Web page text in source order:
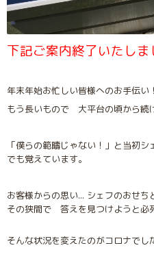
下記ご案内終了いたしま
年末年始お忙しい皆様へのお手伝い
もう長いもので 大平台の頃から続
「僕らの範疇じゃない！」と当初
でも覚えています。
お客様からの思い... シェフのおせち
その狭間で 答えを見つけようと必
そんな状況を変えたのがコロナでし